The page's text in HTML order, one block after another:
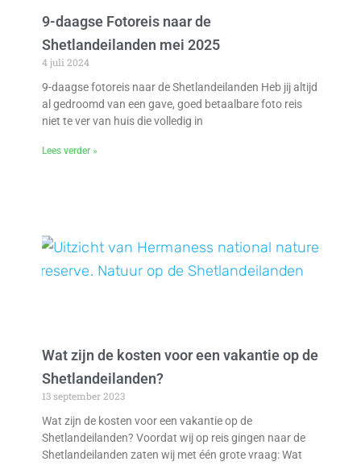
9-daagse Fotoreis naar de
Shetlandeilanden mei 2025
4 juli 2024
9-daagse fotoreis naar de Shetlandeilanden Heb jij altijd
al gedroomd van een gave, goed betaalbare foto reis
niet te ver van huis die volledig in
Lees verder »
Wat zijn de kosten voor een vakantie op de
Shetlandeilanden?
13 september 2023
Wat zijn de kosten voor een vakantie op de
Shetlandeilanden? Voordat wij op reis gingen naar de
Shetlandeilanden zaten wij met één grote vraag: Wat